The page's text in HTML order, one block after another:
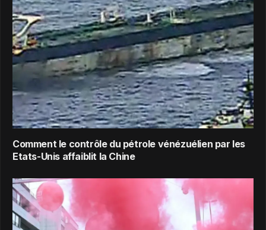
Comment le contrôle du pétrole vénézuélien par les
Etats-Unis affaiblit la Chine